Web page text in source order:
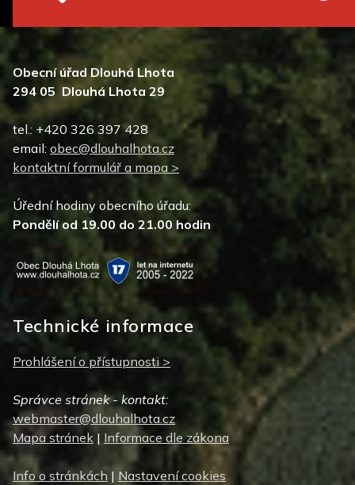
Obecní úřad Dlouhá Lhota
294 05 Dlouhá Lhota 29
tel.: +420 326 397 428
email: obec@dlouhalhota.cz
kontaktní formulář a mapa >
Úřední hodiny obecního úřadu:
Pondělí od 19.00 do 21.00 hodin
Technické informace
Prohlášení o přístupnosti >
Správce stránek - kontakt:
webmaster@dlouhalhota.cz
Mapa stránek | Informace dle zákona
Info o stránkách | Nastavení cookies